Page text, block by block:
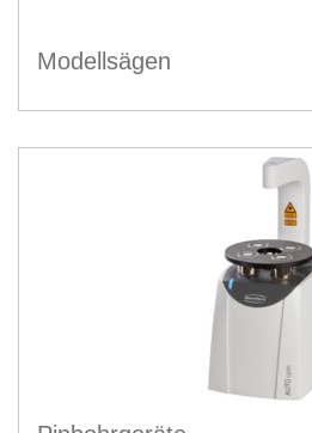
Modellsägen